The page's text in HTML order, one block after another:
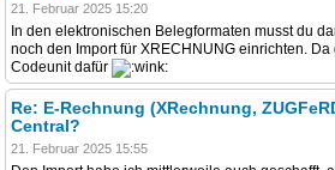
21. Februar 2025 15:20
In den elektronischen Belegformaten musst du
noch den Import für XRECHNUNG einrichten.
Codeunit dafür
Re: E-Rechnung (XRechnung,
Central?
21. Februar 2025 15:55